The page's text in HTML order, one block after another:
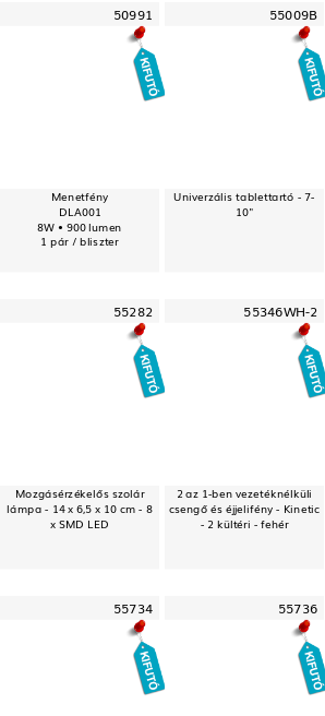
50991
Menetfény
DLA001
8W • 900 lumen
1 pár / bliszter
55009B
Univerzális tablettartó - 7-
10"
55282
Mozgásérzékelős szolár
lámpa - 14 x 6,5 x 10 cm - 8
x SMD LED
55346WH-2
2 az 1-ben vezetéknélküli
csengő és éjjelifény - Kinetic
- 2 kültéri - fehér
55734 55736